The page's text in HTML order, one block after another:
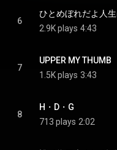
6
2.9K plays 4:43
7
UPPER MY THUMB
1.5K plays 3:43
8
H・D・G
713 plays 2:02